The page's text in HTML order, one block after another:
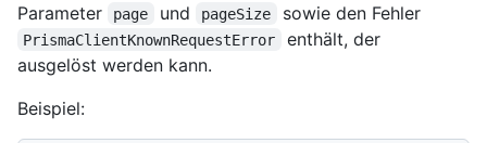
Parameter
page und pageSize sowie den Fehler
PrismaClientKnownRequestError
enthält, der
ausgelöst werden kann.
Beispiel: